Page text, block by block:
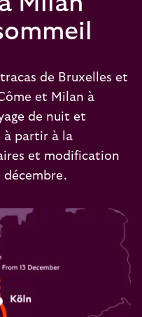
de Bruxelles et
et Milan à
de nuit et
à partir à la
et modification
décembre.